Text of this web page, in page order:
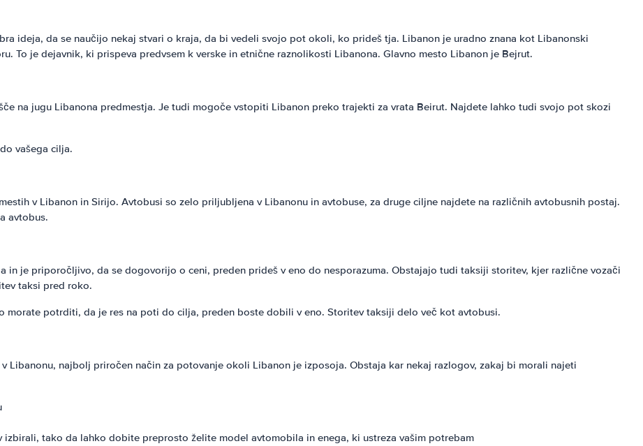
ideja, da se naučijo nekaj stvari o kraja, da bi vedeli svojo pot okoli, ko prideš tja. Libanon je uradno znana kot Libanonski
To je dejavnik, ki prispeva predvsem k verske in etnične raznolikosti Libanona. Glavno mesto Libanon je Bejrut.
na jugu Libanona predmestja. Je tudi mogoče vstopiti Libanon preko trajekti za vrata Beirut. Najdete lahko tudi svojo pot skozi
vašega cilja.
v Libanon in Sirijo. Avtobusi so zelo priljubljena v Libanonu in avtobuse, za druge ciljne najdete na različnih avtobusnih postaj.
avtobus.
in je priporočljivo, da se dogovorijo o ceni, preden prideš v eno do nesporazuma. Obstajajo tudi taksiji storitev, kjer različne vozači
taksi pred roko.
potrditi, da je res na poti do cilja, preden boste dobili v eno. Storitev taksiji delo več kot avtobusi.
Libanonu, najbolj priročen način za potovanje okoli Libanon je izposoja. Obstaja kar nekaj razlogov, zakaj bi morali najeti
tako da lahko dobite preprosto želite model avtomobila in enega, ki ustreza vašim potrebam